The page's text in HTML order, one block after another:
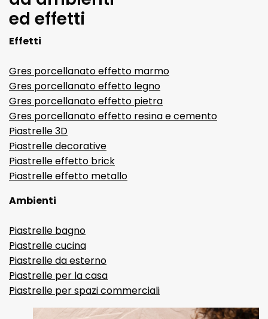
ed effetti
Effetti
Gres porcellanato effetto marmo
Gres porcellanato effetto legno
Gres porcellanato effetto pietra
Gres porcellanato effetto resina e cemento
Piastrelle 3D
Piastrelle decorative
Piastrelle effetto brick
Piastrelle effetto metallo
Ambienti
Piastrelle bagno
Piastrelle cucina
Piastrelle da esterno
Piastrelle per la casa
Piastrelle per spazi commerciali